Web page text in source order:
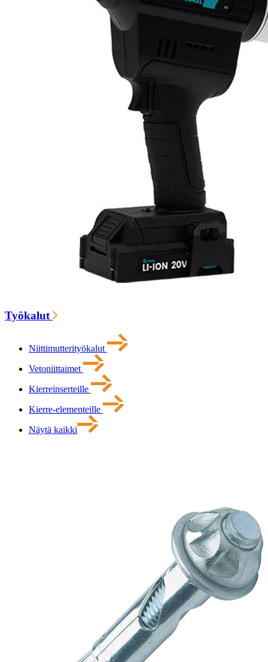
Työkalut
Niittimutterityökalut
Vetoniittaimet
Kierreinserteille
Kierre-elementeille
Näytä kaikki